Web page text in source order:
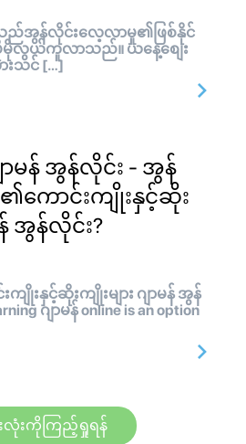
သည်အွန်လိုင်းလေ့လာမှု၏ဖြစ်နိုင်
. ပိုမိုလွယ်ကူလာသည်။ ယနေ့စျေး
သင် […]
ာမန် အွန်လိုင်း - အွန်
ကောင်းကျိုးနှင့်ဆိုး
န် အွန်လိုင်း?
ျိုးနှင့်ဆိုးကျိုးများ ဂျာမန် အွန်
ဂျာမန် online is an option
လုံးကိုကြည့်ရှုရန်